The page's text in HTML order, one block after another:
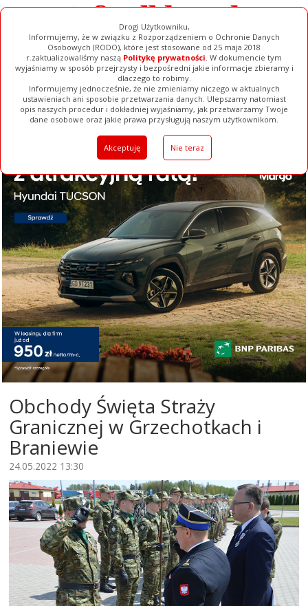
Drogi Użytkowniku,
Informujemy, że w związku z Rozporządzeniem o Ochronie Danych
Osobowych (RODO), które jest stosowane od 25 maja 2018
r.zaktualizowaliśmy naszą Politykę prywatności. W dokumencie tym
wyjaśniamy w sposób przejrzysty i bezpośredni jakie informacje zbieramy i
dlaczego to robimy.
Informujemy jednocześnie, że nie zmieniamy niczego w aktualnych
ustawieniach ani sposobie przetwarzania danych. Ulepszamy natomiast
opis naszych procedur i dokładniej wyjaśniamy, jak przetwarzamy Twoje
dane osobowe oraz jakie prawa przysługują naszym użytkownikom.
Akceptuję Nie teraz
Ogłoszenia Filmy Galerie Baza Firm Pełna Wersja
Obchody Święta Straży
Granicznej w Grzechotkach i
Braniewie
24.05.2022 13:30